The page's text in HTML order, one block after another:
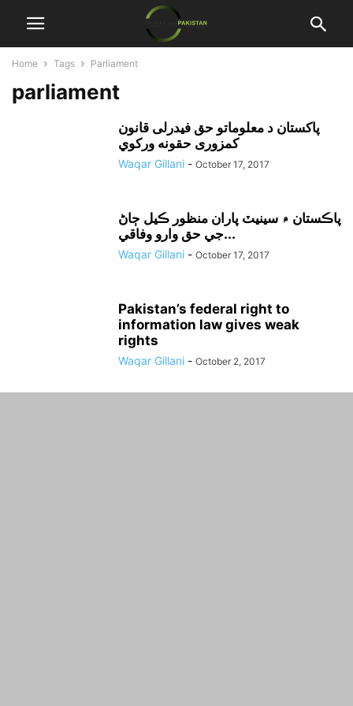
Home Tags Parliament
parliament
پاکستان د معلوماتو حق فيدرلی قانون
کمزوری حقونه ورکوي
Waqar Gillani - October 17, 2017
پاڪستان ۾ سينيٽ پاران منظور ڪيل ڄاڻ
جي حق وارو وفاقي...
Waqar Gillani - October 17, 2017
Pakistan’s federal right to
information law gives weak
rights
Waqar Gillani - October 2, 2017